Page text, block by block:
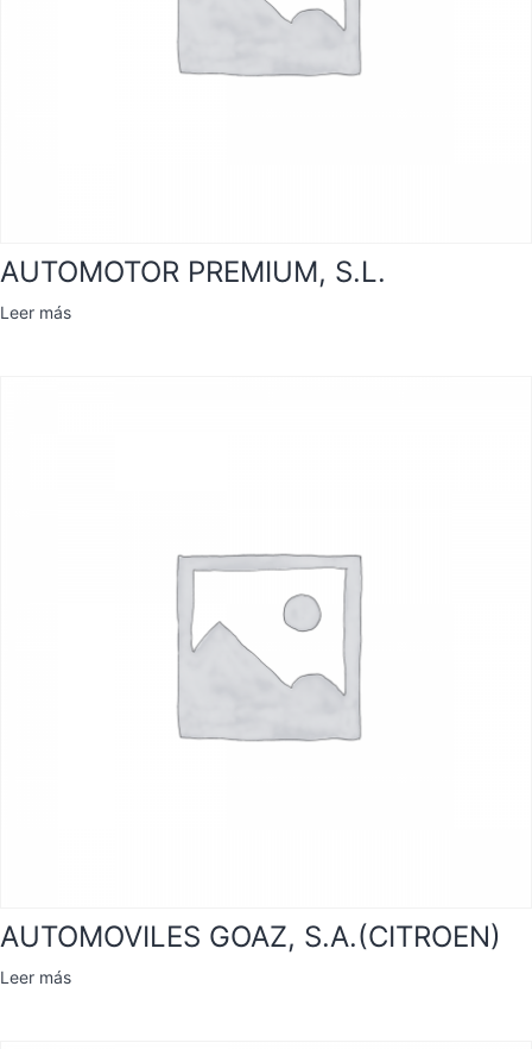
AUTOMOTOR PREMIUM, S.L.
Leer más
AUTOMOVILES GOAZ, S.A.(CITROEN)
Leer más